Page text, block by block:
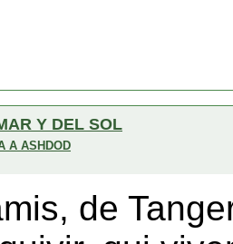
Y DEL SOL
A ASHDOD
de